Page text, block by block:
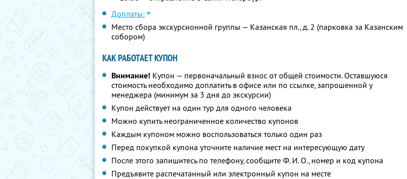
Доплаты:
Место сбора экскурсионной группы — Казанская пл., д. 2 (парковка за Казанским
собором)
КАК РАБОТАЕТ КУПОН
Внимание! Купон — первоначальный взнос от общей стоимости. Оставшуюся
стоимость необходимо доплатить в офисе или по ссылке, запрошенной у
менеджера (минимум за 3 дня до экскурсии)
Купон действует на один тур для одного человека
Можно купить неограниченное количество купонов
Каждым купоном можно воспользоваться только один раз
Перед покупкой купона уточните наличие мест на интересующую дату
После этого запишитесь по телефону, сообщите Ф. И. О., номер и код купона
Предъявите распечатанный или электронный купон на месте